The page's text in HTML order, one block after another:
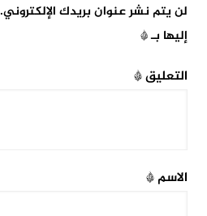
لن يتم نشر عنوان بريدك الإلكتروني.
إليها بـ*
التعليق*
الاسم*